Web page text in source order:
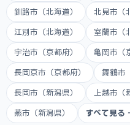
釧路市（北海道） 北見市（
江別市（北海道） 室蘭市（
宇治市（京都府） 亀岡市（
長岡京市（京都府） 舞鶴市
長岡市（新潟県） 上越市（
燕市（新潟県） すべて見る